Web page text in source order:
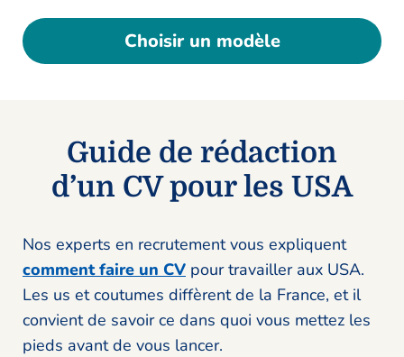
Choisir un modèle
Guide de rédaction
d’un CV pour les USA
Nos experts en recrutement vous expliquent
comment faire un CV pour travailler aux USA.
Les us et coutumes diffèrent de la France, et il
convient de savoir ce dans quoi vous mettez les
pieds avant de vous lancer.